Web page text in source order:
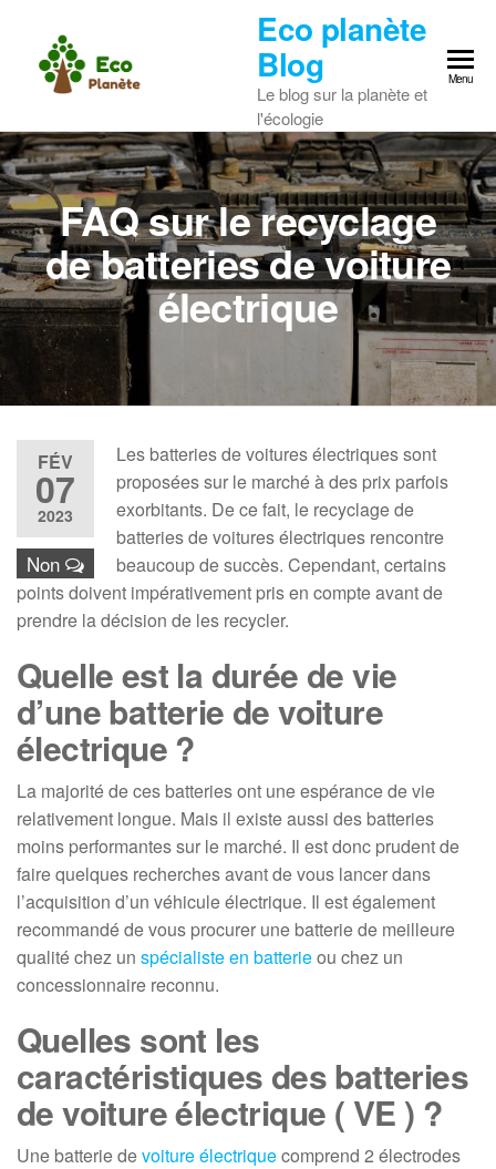
content
Eco planète
Blog
Le blog sur la planète et
l'écologie
Menu
FAQ sur le recyclage
de batteries de voiture
électrique
FÉV
07
2023
Non
Les batteries de voitures électriques sont
proposées sur le marché à des prix parfois
exorbitants. De ce fait, le recyclage de
batteries de voitures électriques rencontre
beaucoup de succès. Cependant, certains
points doivent impérativement pris en compte avant de
prendre la décision de les recycler.
Quelle est la durée de vie
d’une batterie de voiture
électrique ?
La majorité de ces batteries ont une espérance de vie
relativement longue. Mais il existe aussi des batteries
moins performantes sur le marché. Il est donc prudent de
faire quelques recherches avant de vous lancer dans
l’acquisition d’un véhicule électrique. Il est également
recommandé de vous procurer une batterie de meilleure
qualité chez un spécialiste en batterieou chez un
concessionnaire reconnu.
Quelles sont les
caractéristiques des batteries
de voiture électrique ( VE ) ?
Une batterie devoiture électriquecomprend 2 électrodes